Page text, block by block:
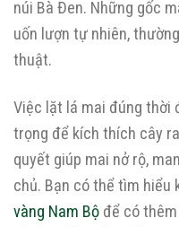
núi Bà Đen. Những gốc
uốn lượn tự nhiên,
thuật.
Việc lặt lá mai đúng thời
trọng để kích thích cây
quyết giúp mai nở rộ,
chủ. Bạn có thể tìm hiểu
vàng Nam Bộ để có